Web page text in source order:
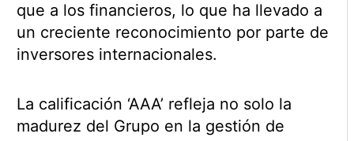
que a los financieros, lo que ha llevado a
un creciente reconocimiento por parte de
inversores internacionales.
La calificación ‘AAA’ refleja no solo la
madurez del Grupo en la gestión de